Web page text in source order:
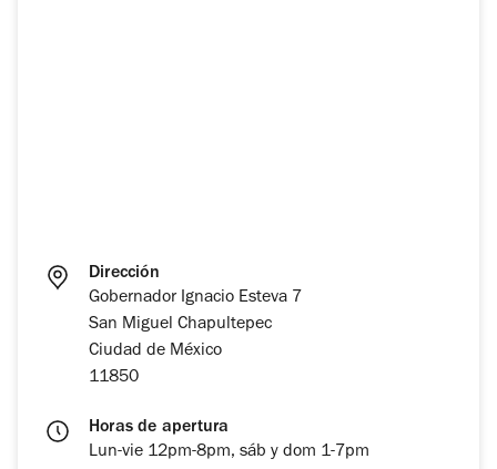
Dirección
Gobernador Ignacio Esteva 7
San Miguel Chapultepec
Ciudad de México
11850
Horas de apertura
Lun-vie 12pm-8pm, sáb y dom 1-7pm